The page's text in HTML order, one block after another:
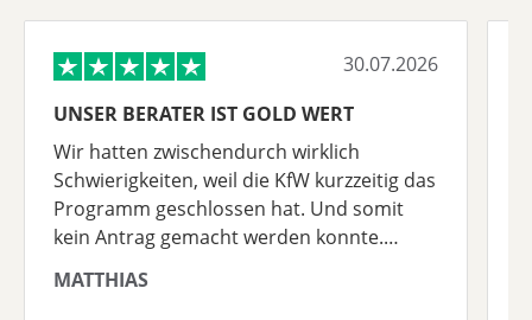
30.07.2026
UNSER BERATER IST GOLD WERT
Wir hatten zwischendurch wirklich
Schwierigkeiten, weil die KfW kurzzeitig das
Programm geschlossen hat. Und somit
kein Antrag gemacht werden konnte.
Herausforderungen. ABER UNSER Berater
MATTHIAS